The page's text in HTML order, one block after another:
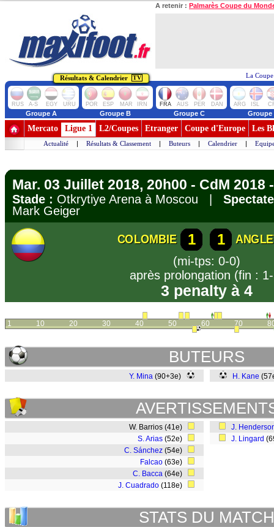
A retenir : Palmarès Coupe du
Résultats & Calendrier TV La
RUS A-S EGY URU POR ESP MAR IRN FRA AUS PER DAN ARG ISL
Groupe A Groupe B Groupe C Groupe
Mercato Ligue 1 L2/Coupes Etranger Coupe d'Europe Les
Actualité | Résultats & Classement | Buteurs | Calendrier |
Mar. 03 Juillet 2018, 20h00 - CdM 2018
Stade : Otkrytiye Arena à Moscou |
Mark Geiger
COLOMBIE 1 1
(mi-tps: 0-0)
après prolongation (fin :
3 penalty à 4
1 10 20 30 40 50 60 70
BUTEURS
Y. Mina (90+3e) H. Kane
W. Barrios (41e)
S. Arias (52e)
C. Sánchez (54e)
Falcao (63e)
C. Bacca (64e)
J. Cuadrado (118e)
J.
J. Lingard
STATS DU MATCH